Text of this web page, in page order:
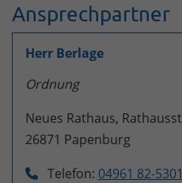
Ansprechpartner
Herr Berlage
Ordnung
Neues Rathaus,
26871 Papenburg
Telefon: 04961 82-5301